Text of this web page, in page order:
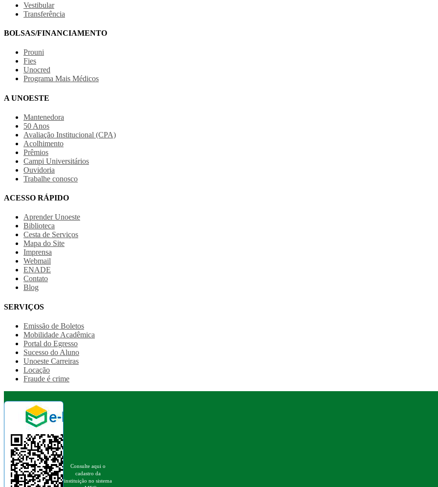
Vestibular
Transferência
BOLSAS/FINANCIAMENTO
Prouni
Fies
Unocred
Programa Mais Médicos
A UNOESTE
Mantenedora
50 Anos
Avaliação Institucional (CPA)
Acolhimento
Prêmios
Campi Universitários
Ouvidoria
Trabalhe conosco
ACESSO RÁPIDO
Aprender Unoeste
Biblioteca
Cesta de Serviços
Mapa do Site
Imprensa
Webmail
ENADE
Contato
Blog
SERVIÇOS
Emissão de Boletos
Mobilidade Acadêmica
Portal do Egresso
Sucesso do Aluno
Unoeste Carreiras
Locação
Fraude é crime
Consulte aqui o
cadastro da
instituição no sistema